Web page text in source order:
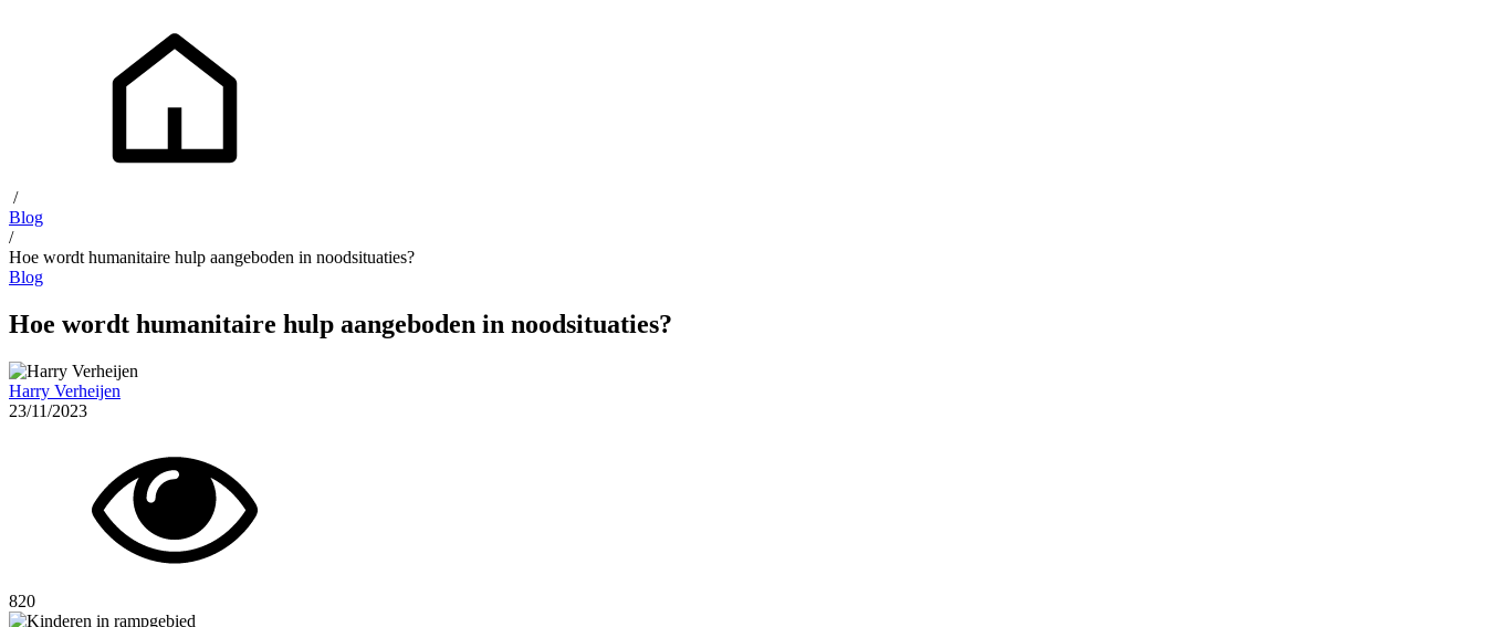
/
Blog
/
Hoe wordt humanitaire hulp aangeboden in noodsituaties?
Blog
Hoe wordt humanitaire hulp aangeboden in noodsituaties?
Harry Verheijen
23/11/2023
820